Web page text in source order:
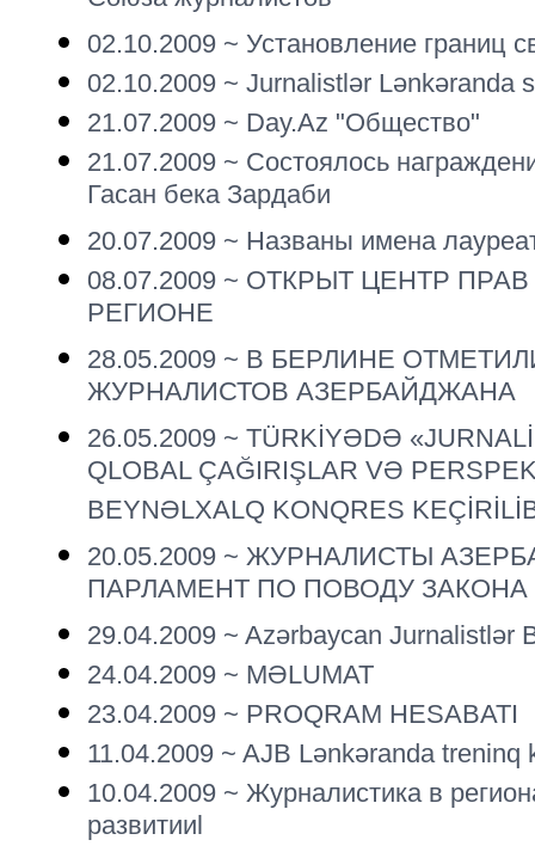
02.10.2009 ~ Установление границ
02.10.2009 ~ Jurnalistlər Lənkəranda
21.07.2009 ~ Day.Az "Общество"
21.07.2009 ~ Состоялось
Гасан бека Заpдаби
20.07.2009 ~ Названы имена
08.07.2009 ~ ОТКРЫТ ЦЕНТР
РЕГИОНЕ
28.05.2009 ~ В БЕРЛИНЕ
ЖУРНАЛИСТОВ АЗЕРБАЙДЖАНА
26.05.2009 ~ TÜRKİYƏDƏ
QLOBAL ÇAĞIRIŞLAR VƏ
BEYNƏLXALQ KONQRES
20.05.2009 ~ ЖУРНАЛИСТЫ
ПАРЛАМЕНТ ПО ПОВОДУ
29.04.2009 ~ Azərbaycan Jurnalistlər
24.04.2009 ~ MƏLUMAT
23.04.2009 ~ PROQRAM HESABATI
11.04.2009 ~ AJB Lənkəranda treninq
10.04.2009 ~ Журналистика в
развитииl